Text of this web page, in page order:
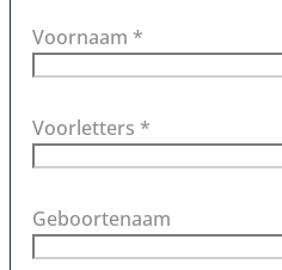
Voornaam *
Voorletters *
Geboortenaam